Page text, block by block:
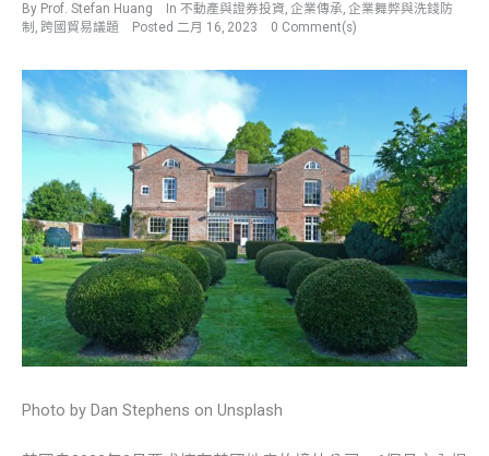
By Prof. Stefan Huang In 不動產與證券投資, 企業傳承, 企業舞弊與洗錢防
制 , 跨國貿易議題 Posted 二月 16, 2023 0 Comment(s)
Photo by Dan Stephens on Unsplash